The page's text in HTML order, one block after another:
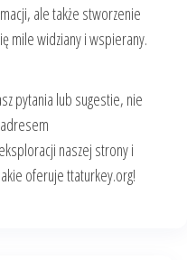
ale także stworzenie
mile widziany i wspierany.
pytania lub sugestie, nie
naszej strony i
oferuje ttaturkey.org!